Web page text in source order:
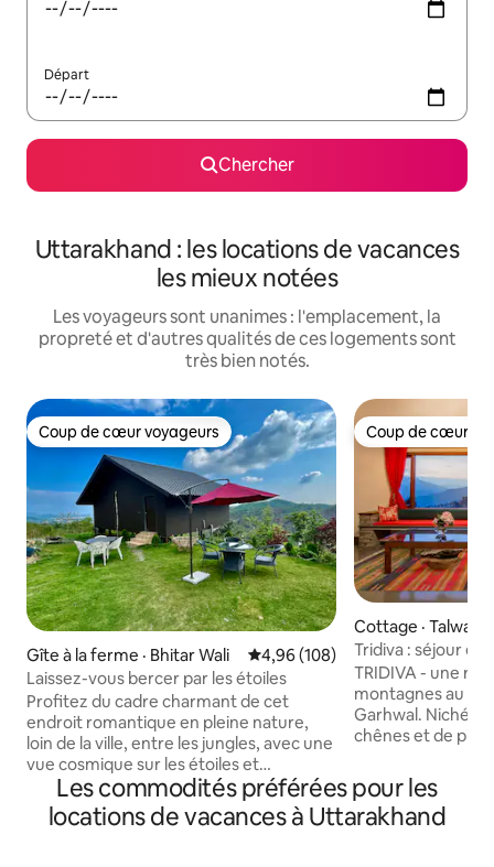
Départ
Chercher
Uttarakhand : les locations de vacances
les mieux notées
Les voyageurs sont unanimes : l'emplacement, la
propreté et d'autres qualités de ces logements sont
très bien notés.
Coup de cœur voyageurs
Coup de cœur voyageurs
Gîte à la ferme · Bhitar Wali Note moyenne de 4,96 sur 5,
4,96 (108)
Laissez-vous bercer par les étoiles
Profitez du cadre charmant de cet
endroit romantique en pleine nature,
loin de la ville, entre les jungles, avec une
vue cosmique sur les étoiles et
Dehradun. On peut voir les étoiles et
Dehradun depuis la fenêtre de sa
chambre. Le balcon est vraiment
Coup de cœur
Coup de cœur
Cottage · Talwari
e Stat
Tridiva : séjour
sur l'Himalaya
TRIDIVA - une
montagnes au
Garhwal. Niché
chênes et de
des sentiers
simples de la vie
Promenez-vous
Les commodités préférées pour les
locations de vacances à Uttarakhand